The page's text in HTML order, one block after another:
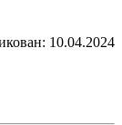
10.04.2024